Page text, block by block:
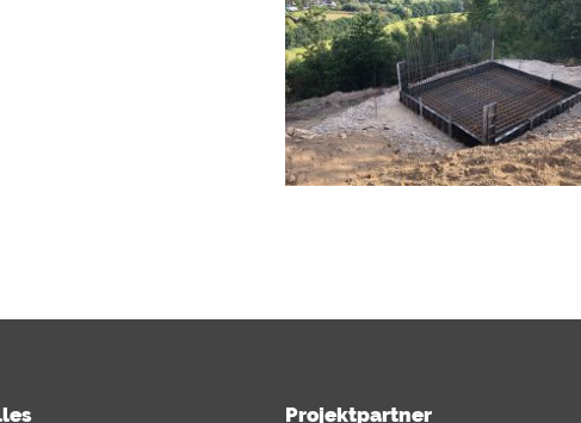
Projektpartner